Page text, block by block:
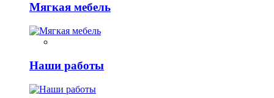
Мягкая мебель
Наши работы